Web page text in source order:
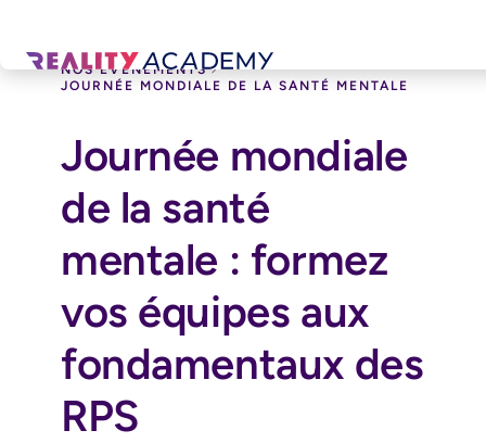
NOS ÉVÉNEMENTS
JOURNÉE MONDIALE DE LA SANTÉ MENTALE
Journée mondiale
de la santé
mentale : formez
vos équipes aux
fondamentaux des
RPS